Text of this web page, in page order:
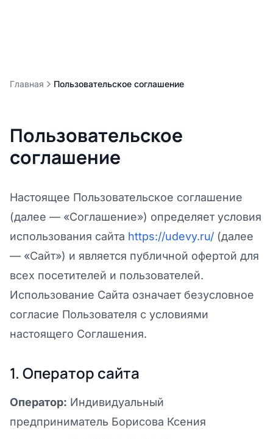
Главная Пользовательское соглашение
Пользовательское
соглашение
Настоящее Пользовательское соглашение
(далее — «Соглашение») определяет условия
использования сайта https://udevy.ru/ (далее
— «Сайт») и является публичной офертой для
всех посетителей и пользователей.
Использование Сайта означает безусловное
согласие Пользователя с условиями
настоящего Соглашения.
1. Оператор сайта
Оператор: Индивидуальный
предприниматель Борисова Ксения